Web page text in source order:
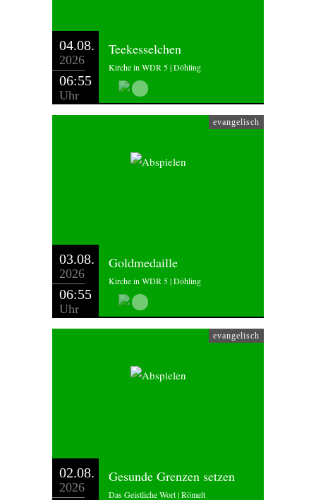
04.08.
2026
06:55
Uhr
Teekesselchen
Kirche in WDR 5 | Döhling
evangelisch
03.08.
2026
06:55
Uhr
Goldmedaille
Kirche in WDR 5 | Döhling
evangelisch
02.08.
2026
Gesunde Grenzen setzen
Das Geistliche Wort | Römelt